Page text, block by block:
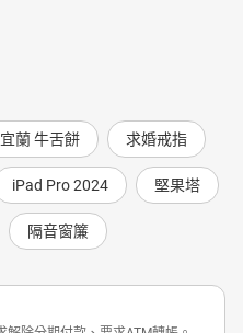
宜蘭 牛舌餅 求婚戒指
iPad Pro 2024 堅果塔
隔音窗簾